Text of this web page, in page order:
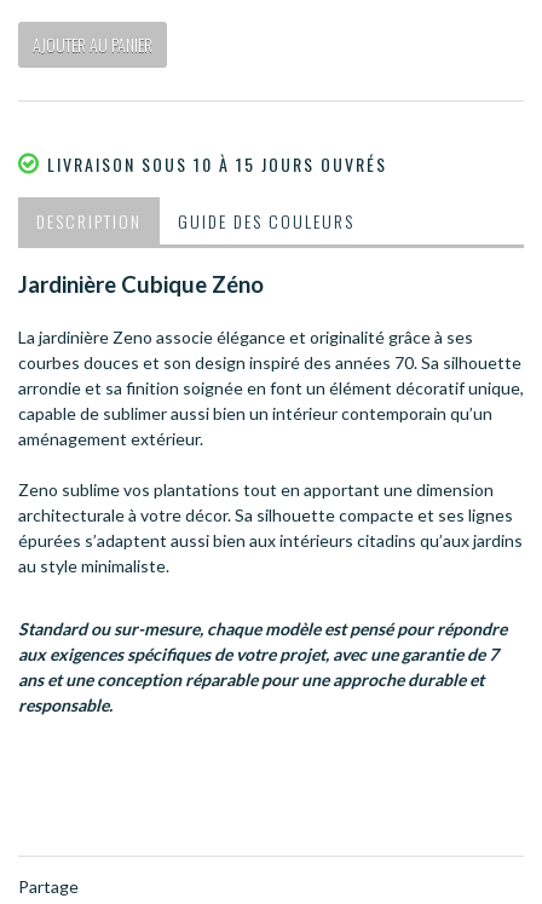
AJOUTER AU PANIER
LIVRAISON SOUS 10 À 15 JOURS OUVRÉS
DESCRIPTION GUIDE DES COULEURS
Jardinière Cubique Zéno
La jardinière Zeno associe élégance et originalité grâce à ses
courbes douces et son design inspiré des années 70. Sa silhouette
arrondie et sa finition soignée en font un élément décoratif unique,
capable de sublimer aussi bien un intérieur contemporain qu’un
aménagement extérieur.
Zeno sublime vos plantations tout en apportant une dimension
architecturale à votre décor. Sa silhouette compacte et ses lignes
épurées s’adaptent aussi bien aux intérieurs citadins qu’aux jardins
au style minimaliste.
Standard ou sur-mesure, chaque modèle est pensé pour répondre
aux exigences spécifiques de votre projet, avec une garantie de 7
ans et une conception réparable pour une approche durable et
responsable.
Partage